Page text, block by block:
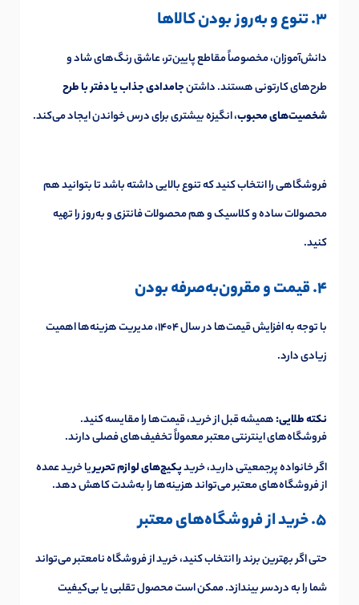
3. تنوع و به‌روز بودن کالاها
دانش‌آموزان، مخصوصاً مقاطع پایین‌تر، عاشق رنگ‌های شاد و
طرح‌های کارتونی هستند. داشتنجامدادی جذاب یا دفتر با طرح
شخصیت‌های محبوب، انگیزه بیشتری برای درس خواندن ایجاد می‌کند.
فروشگاهی را انتخاب کنید که تنوع بالایی داشته باشد تا بتوانید هم
محصولات ساده و کلاسیک و هم محصولات فانتزی و به‌روز را تهیه
کنید.
4. قیمت و مقرون‌به‌صرفه بودن
با توجه به افزایش قیمت‌ها در سال 1404، مدیریت هزینه‌ها اهمیت
زیادی دارد.
نکته طلایی:همیشه قبل از خرید، قیمت‌ها را مقایسه کنید.
فروشگاه‌های اینترنتی معتبر معمولاً تخفیف‌های فصلی دارند.
اگر خانواده پرجمعیتی دارید، خریدپکیج‌های لوازم تحریریا خرید عمده
از فروشگاه‌های معتبر می‌تواند هزینه‌ها را به‌شدت کاهش دهد.
5. خرید از فروشگاه‌های معتبر
حتی اگر بهترین برند را انتخاب کنید، خرید از فروشگاه نامعتبر می‌تواند
شما را به دردسر بیندازد. ممکن است محصول تقلبی یا بی‌کیفیت